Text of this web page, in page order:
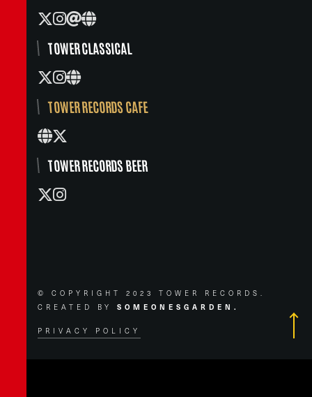
TOWER CLASSICAL
TOWER RECORDS CAFE
TOWER RECORDS BEER
© COPYRIGHT 2023 TOWER RECORDS.
CREATED BY SOMEONESGARDEN.
PRIVACY POLICY